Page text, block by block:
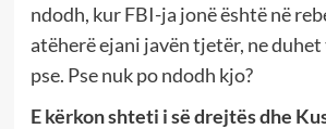
ndodh, kur FBI-ja jonë është në
atëherë ejani javën tjetër, ne
pse. Pse nuk po ndodh kjo?
E kërkon shteti i së drejtës dhe